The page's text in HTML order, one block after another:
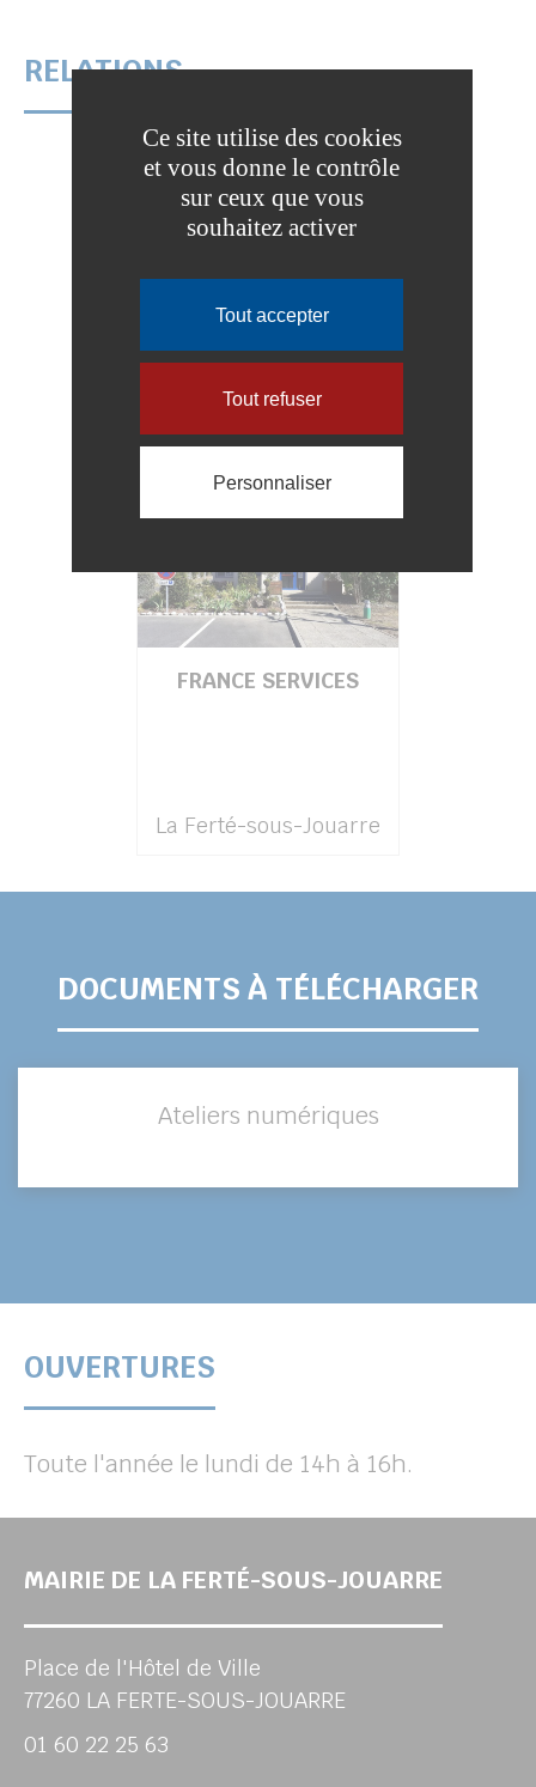
RELATIONS
ESPACE NUMÉRIQUE
FRANCE SERVICES
La Ferté-sous-Jouarre
DOCUMENTS À TÉLÉCHARGER
Ateliers numériques
OUVERTURES
Toute l'année le lundi de 14h à 16h.
MAIRIE DE LA FERTÉ-SOUS-JOUARRE
Place de l'Hôtel de Ville
77260 LA FERTE-SOUS-JOUARRE
01 60 22 25 63
Ce site utilise des cookies
et vous donne le contrôle
sur ceux que vous
souhaitez activer
Tout accepter
Tout refuser
Personnaliser